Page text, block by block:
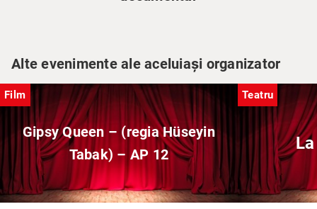
Alte evenimente ale aceluiași organizator
Film
Gipsy Queen – (regia Hüseyin
Tabak) – AP 12
Teatru